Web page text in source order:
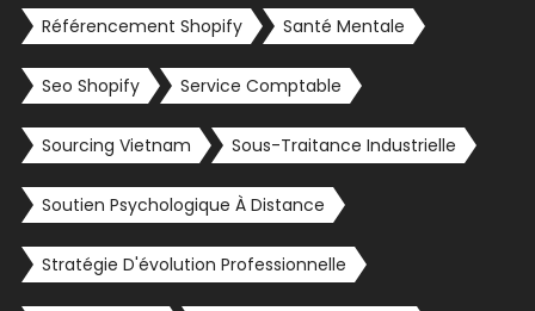
Référencement Shopify Santé Mentale
Seo Shopify Service Comptable
Sourcing Vietnam Sous-Traitance Industrielle
Soutien Psychologique À Distance
Stratégie D'évolution Professionnelle